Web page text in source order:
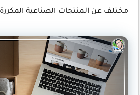
مختلف عن المنتجات الصناعية